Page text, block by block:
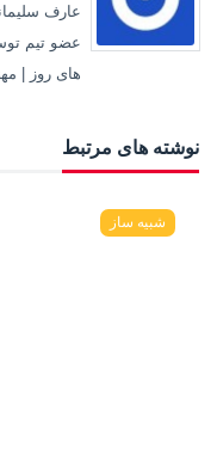
عارف
عضو تیم
های روز |
نوشته های مرتبط
شبیه ساز